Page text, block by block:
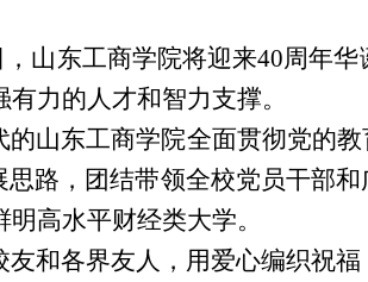
，山东工商学院将迎来40周年
力的人才和智力支撑。
山东工商学院全面贯彻党的
思路，团结带领全校党员干部
高水平财经类大学。
和各界友人，用爱心编织祝福